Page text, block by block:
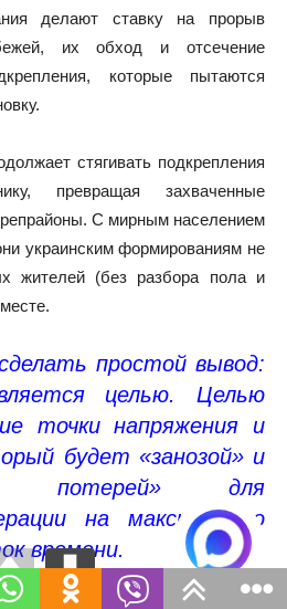
делают ставку на прорыв
их обход и отсечение
которые пытаются
стягивать подкрепления
превращая захваченные
С мирным населением
украинским формированиям не
жителей (без разбора пола и
простой вывод:
целью. Целью
точки напряжения и
будет «занозой» и
потерей» для
на максимально
времени.